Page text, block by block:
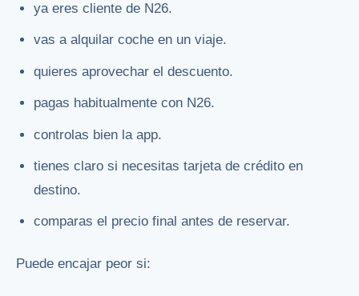
ya eres cliente de N26.
vas a alquilar coche en un viaje.
quieres aprovechar el descuento.
pagas habitualmente con N26.
controlas bien la app.
tienes claro si necesitas tarjeta de crédito en
destino.
comparas el precio final antes de reservar.
Puede encajar peor si: